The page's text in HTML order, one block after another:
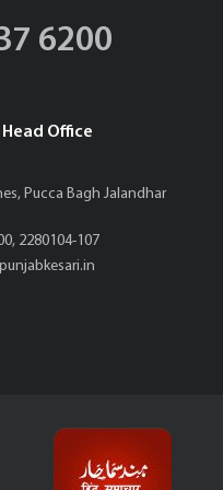
6200
Office
Pucca Bagh Jalandhar
2280104-107